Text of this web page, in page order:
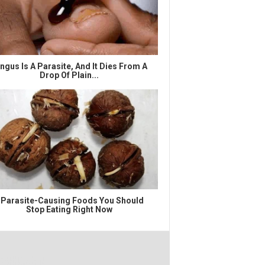
Is A Parasite, And It Dies From A
Drop Of Plain...
Causing Foods You Should
Stop Eating Right Now